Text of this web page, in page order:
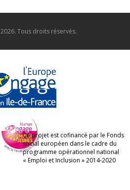
2026. Tous droits réservés.
Ce projet est cofinancé par le Fonds
social européen dans le cadre du
programme opérationnel national
« Emploi et Inclusion » 2014-2020